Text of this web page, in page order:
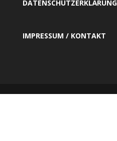
DATENSCHUTZERKLÄRUNG
IMPRESSUM / KONTAKT